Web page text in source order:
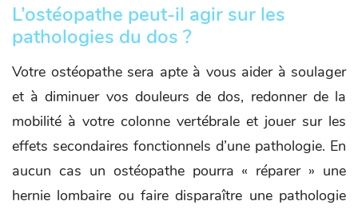
L’ostéopathe peut-il agir sur les
pathologies du dos ?
Votre ostéopathe sera apte à vous aider à soulager
et à diminuer vos douleurs de dos, redonner de la
mobilité à votre colonne vertébrale et jouer sur les
effets secondaires fonctionnels d’une pathologie. En
aucun cas un ostéopathe pourra « réparer » une
hernie lombaire ou faire disparaître une pathologie